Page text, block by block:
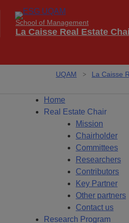
School of Management
La Caisse Real Estate
UQAM La Caisse
Home
Real Estate Chair
Mission
Chairholder
Committees
Researchers
Contributors
Key Partner
Other partners
Contact us
Research Program